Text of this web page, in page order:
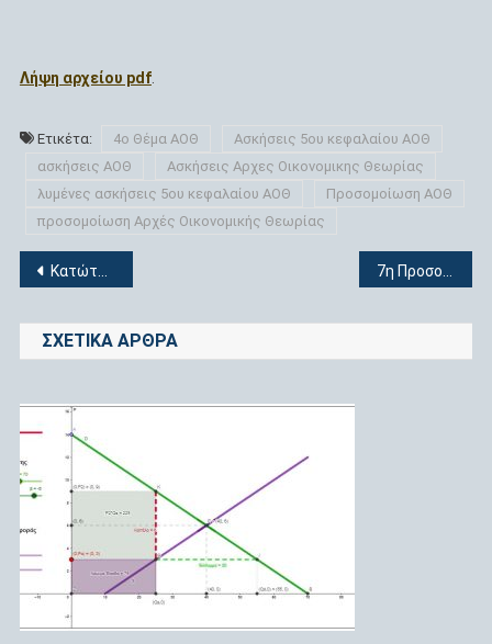
Λήψη αρχείου pdf.
Ετικέτα: 4ο Θέμα ΑΟΘ
Ασκήσεις 5ου κεφαλαίου ΑΟΘ
ασκήσεις ΑΟΘ
Ασκήσεις Αρχες Οικονομικης Θεωρίας
λυμένες ασκήσεις 5ου κεφαλαίου ΑΟΘ
Προσομοίωση ΑΟΘ
προσομοίωση Αρχές Οικονομικής Θεωρίας
Πλοήγηση
άρθρων
Κατώτατες τιμές 7η Προσομοίωση θεμάτων πανελλαδικών εξετάσεων στην “Οικονομία” + Αναλυτικές Λύσεις
ΣΧΕΤΙΚΆ ΆΡΘΡΑ